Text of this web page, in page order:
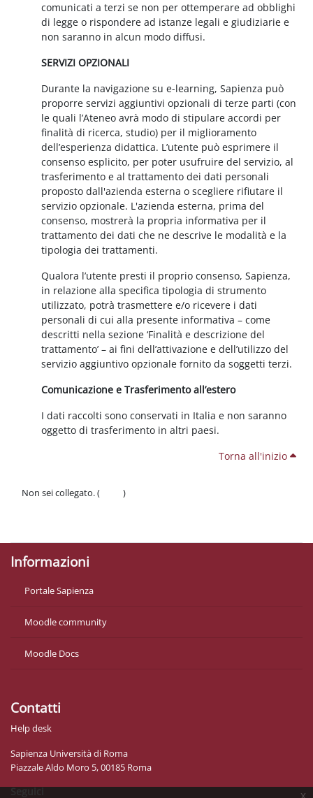
x
comunicati a terzi se non per ottemperare ad obblighi
di legge o rispondere ad istanze legali e giudiziarie e
non saranno in alcun modo diffusi.
SERVIZI OPZIONALI
Durante la navigazione su e-learning, Sapienza può
proporre servizi aggiuntivi opzionali di terze parti (con
le quali l’Ateneo avrà modo di stipulare accordi per
finalità di ricerca, studio) per il miglioramento
dell’esperienza didattica. L’utente può esprimere il
consenso esplicito, per poter usufruire del servizio, al
trasferimento e al trattamento dei dati personali
proposto dall'azienda esterna o scegliere rifiutare il
servizio opzionale. L'azienda esterna, prima del
consenso, mostrerà la propria informativa per il
trattamento dei dati che ne descrive le modalità e la
tipologia dei trattamenti.
Qualora l’utente presti il proprio consenso, Sapienza,
in relazione alla specifica tipologia di strumento
utilizzato, potrà trasmettere e/o ricevere i dati
personali di cui alla presente informativa – come
descritti nella sezione ‘Finalità e descrizione del
trattamento’ – ai fini dell’attivazione e dell’utilizzo del
servizio aggiuntivo opzionale fornito da soggetti terzi.
Comunicazione e Trasferimento all’estero
I dati raccolti sono conservati in Italia e non saranno
oggetto di trasferimento in altri paesi.
Torna all'inizio
Non sei collegato. (
)
Informazioni
Portale Sapienza
Moodle community
Moodle Docs
Contatti
Help desk
Sapienza Università di Roma
Piazzale Aldo Moro 5, 00185 Roma
Seguici